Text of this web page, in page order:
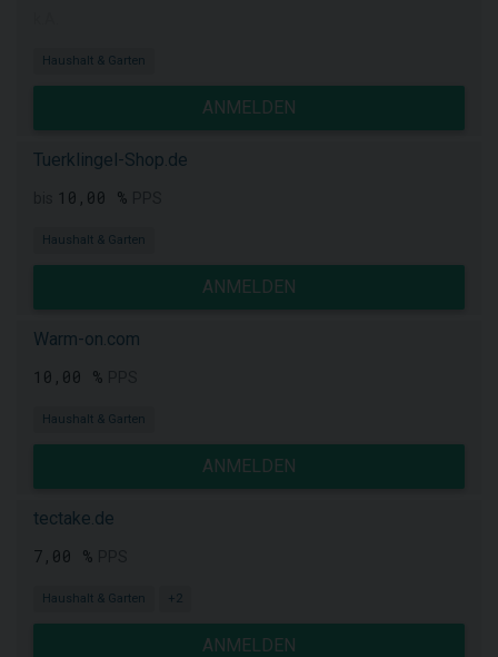
Haushalt & Garten
ANMELDEN
Tuerklingel-Shop.de
10,00 %
Haushalt & Garten
ANMELDEN
Warm-on.com
10,00 %
Haushalt & Garten
ANMELDEN
tectake.de
7,00 %
Haushalt & Garten +2
ANMELDEN